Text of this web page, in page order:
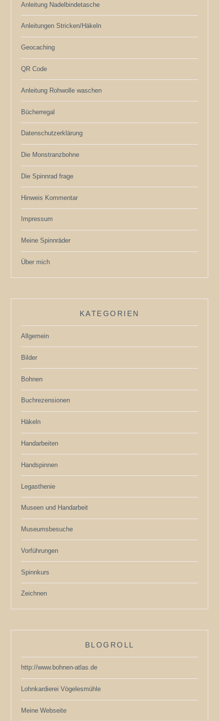
Anleitung Nadelbindetasche
Anleitungen Stricken/Häkeln
Geocaching
QR Code
Anleitung Rohwolle waschen
Bücherregal
Datenschutzerklärung
Die Monstranzbohne
Die Spinnrad frage
Hinweis Kommentar
Impressum
Meine Spinnräder
Über mich
KATEGORIEN
Allgemein
Bilder
Bohnen
Buchrezensionen
Häkeln
Handarbeiten
Handspinnen
Legasthenie
Museen und Handarbeit
Museumsbesuche
Vorführungen
Spinnkurs
Zeichnen
BLOGROLL
http://www.bohnen-atlas.de
Lohnkardierei Vögelesmühle
Meine Webseite